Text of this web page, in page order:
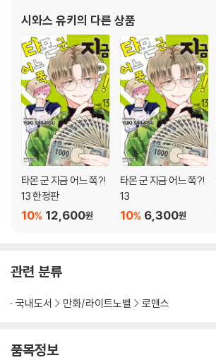
시와스 유키 의 다른 상품
타몬 군 지금 어느 쪽?!
13 한정판
12,600원
10%
타몬 군 지금 어느 쪽?!
13
6,300원
10%
관련 분류
국내도서 만화/라이트노벨 로맨스
품목정보